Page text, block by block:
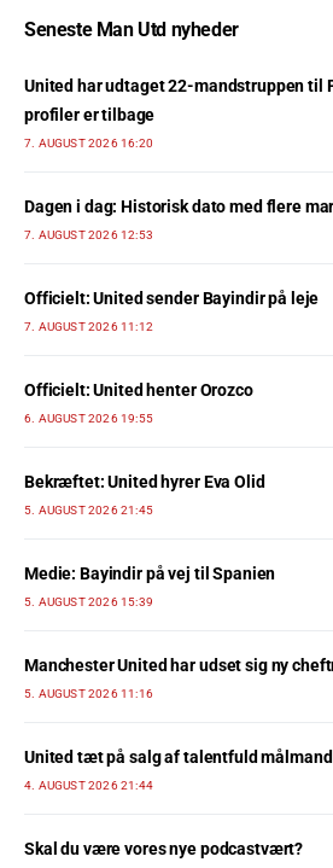
Seneste Man Utd nyheder
United har udtaget 22-mandstruppen til
profiler er tilbage
7. AUGUST 2026 16:20
Dagen i dag: Historisk dato med flere
7. AUGUST 2026 12:53
Officielt: United sender Bayindir på leje
7. AUGUST 2026 11:12
Officielt: United henter Orozco
6. AUGUST 2026 19:55
Bekræftet: United hyrer Eva Olid
5. AUGUST 2026 21:45
Medie: Bayindir på vej til Spanien
5. AUGUST 2026 15:39
Manchester United har udset sig ny
5. AUGUST 2026 11:16
United tæt på salg af talentfuld målmand
4. AUGUST 2026 21:44
Skal du være vores nye podcastvært?